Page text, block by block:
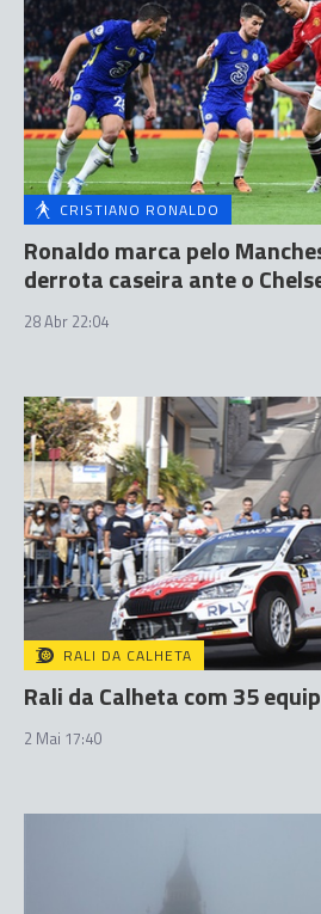
CRISTIANO RONALDO
Ronaldo marca pelo
derrota caseira ante o
28 Abr 22:04
RALI DA CALHETA
Rali da Calheta com 35
2 Mai 17:40